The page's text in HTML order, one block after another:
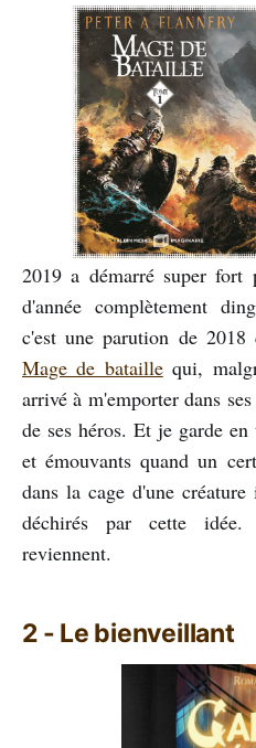
2019 a démarré super
d'année complètement
c'est une parution de
Mage de bataillequi,
arrivé à m'emporter dans
de ses héros. Et je garde
et émouvants quand un
dans la cage d'une
déchirés par cette
reviennent.
2 - Le bienveillant